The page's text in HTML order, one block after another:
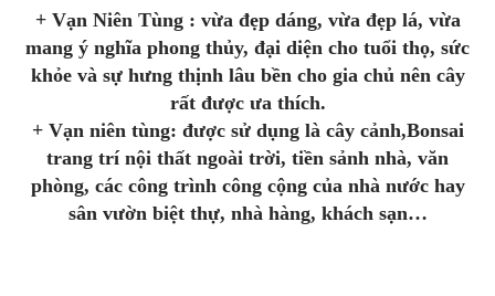
+ Vạn Niên Tùng : vừa đẹp dáng, vừa đẹp lá, vừa
mang ý nghĩa phong thủy, đại diện cho tuổi thọ, sức
khỏe và sự hưng thịnh lâu bền cho gia chủ nên cây
rất được ưa thích.
+ Vạn niên tùng: được sử dụng là cây cảnh,Bonsai
trang trí nội thất ngoài trời, tiền sảnh nhà, văn
phòng, các công trình công cộng của nhà nước hay
sân vườn biệt thự, nhà hàng, khách sạn…